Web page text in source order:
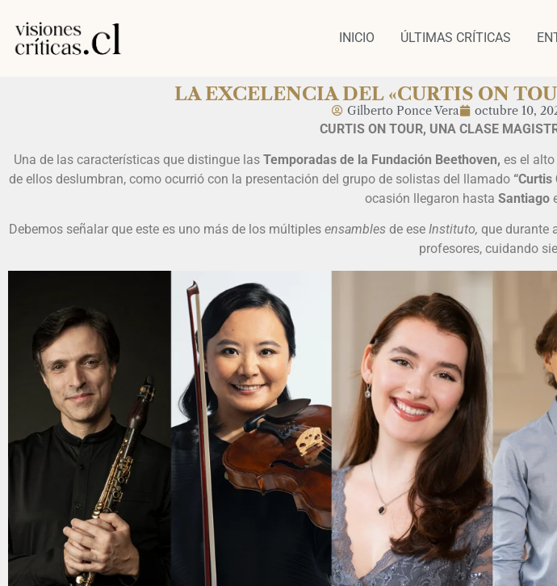
INICIO ÚLTIMAS CRÍTICAS
LA EXCELENCIA DEL «CURTIS ON
Gilberto Ponce Vera octubre 10,
CURTIS ON TOUR, UNA CLASE
Una de las características que distingue las Temporadas de la Fundación Beethoven, es el
de ellos deslumbran, como ocurrió con la presentación del grupo de solistas del llamado “Curtis
ocasión llegaron hasta Santiago
Debemos señalar que este es uno más de los múltiples ensambles de ese Instituto, que durante
profesores, cuidando